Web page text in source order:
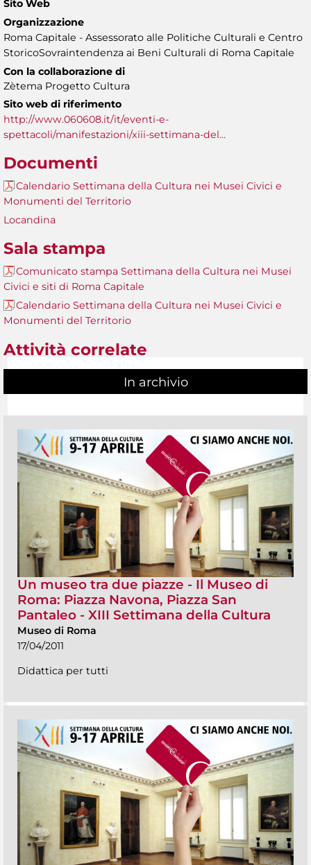
Sito Web
Organizzazione
Roma Capitale - Assessorato alle Politiche Culturali e Centro
StoricoSovraintendenza ai Beni Culturali di Roma Capitale
Con la collaborazione di
Zètema Progetto Cultura
Sito web di riferimento
http://www.060608.it/it/eventi-e-
spettacoli/manifestazioni/xiii-settimana-del...
Documenti
Calendario Settimana della Cultura nei Musei Civici e
Monumenti del Territorio
Locandina
Sala stampa
Comunicato stampa Settimana della Cultura nei Musei
Civici e siti di Roma Capitale
Calendario Settimana della Cultura nei Musei Civici e
Monumenti del Territorio
Attività correlate
In archivio
Un museo tra due piazze - Il Museo di
Roma: Piazza Navona, Piazza San
Pantaleo - XIII Settimana della Cultura
Museo di Roma
17/04/2011
Didattica per tutti